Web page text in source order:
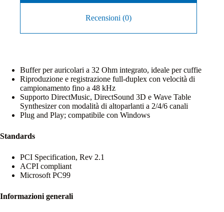
Recensioni (0)
Buffer per auricolari a 32 Ohm integrato, ideale per cuffie
Riproduzione e registrazione full-duplex con velocità di
campionamento fino a 48 kHz
Supporto DirectMusic, DirectSound 3D e Wave Table
Synthesizer con modalità di altoparlanti a 2/4/6 canali
Plug and Play; compatibile con Windows
Standards
PCI Specification, Rev 2.1
ACPI compliant
Microsoft PC99
Informazioni generali